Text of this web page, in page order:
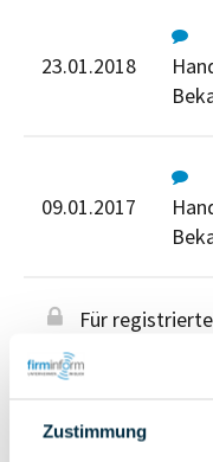
Zustimmung
23.01.2018
09.01.2017
Für